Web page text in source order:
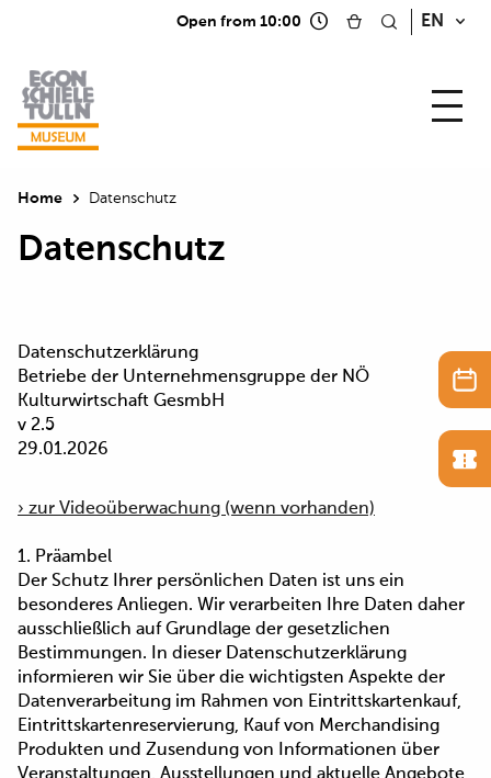
Open from 10:00 EN
Home Datenschutz
Datenschutz
Datenschutzerklärung
Betriebe der Unternehmensgruppe der NÖ
Kulturwirtschaft GesmbH
v 2.5
29.01.2026
› zur Videoüberwachung (wenn vorhanden)
1. Präambel
Der Schutz Ihrer persönlichen Daten ist uns ein
besonderes Anliegen. Wir verarbeiten Ihre Daten daher
ausschließlich auf Grundlage der gesetzlichen
Bestimmungen. In dieser Datenschutzerklärung
informieren wir Sie über die wichtigsten Aspekte der
Datenverarbeitung im Rahmen von Eintrittskartenkauf,
Eintrittskartenreservierung, Kauf von Merchandising
Produkten und Zusendung von Informationen über